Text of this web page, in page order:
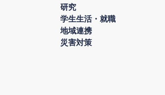
研究
学生生活・就職
地域連携
災害対策